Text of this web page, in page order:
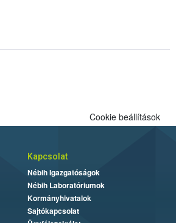
Cookie beállítások
Kapcsolat
Nébih Igazgatóságok
Nébih Laboratóriumok
Kormányhivatalok
Sajtókapcsolat